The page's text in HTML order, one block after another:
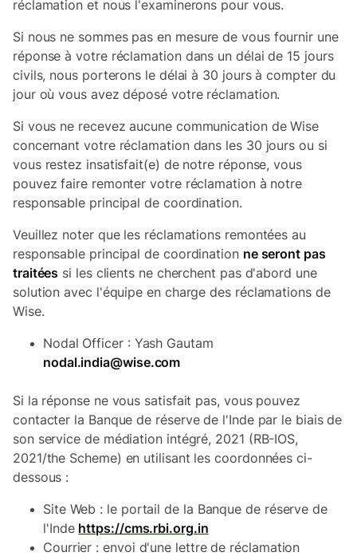
réclamation et nous l'examinerons pour vous.
Si nous ne sommes pas en mesure de vous fournir une
réponse à votre réclamation dans un délai de 15 jours
civils, nous porterons le délai à 30 jours à compter du
jour où vous avez déposé votre réclamation.
Si vous ne recevez aucune communication de Wise
concernant votre réclamation dans les 30 jours ou si
vous restez insatisfait(e) de notre réponse, vous
pouvez faire remonter votre réclamation à notre
responsable principal de coordination.
Veuillez noter que les réclamations remontées au
responsable principal de coordination ne seront pas
traitées si les clients ne cherchent pas d'abord une
solution avec l'équipe en charge des réclamations de
Wise.
Nodal Officer : Yash Gautam
nodal.india@wise.com
Si la réponse ne vous satisfait pas, vous pouvez
contacter la Banque de réserve de l'Inde par le biais de
son service de médiation intégré, 2021 (RB-IOS,
2021/the Scheme) en utilisant les coordonnées ci-
dessous :
Site Web : le portail de la Banque de réserve de
l'Inde https://cms.rbi.org.in
Courrier : envoi d'une lettre de réclamation